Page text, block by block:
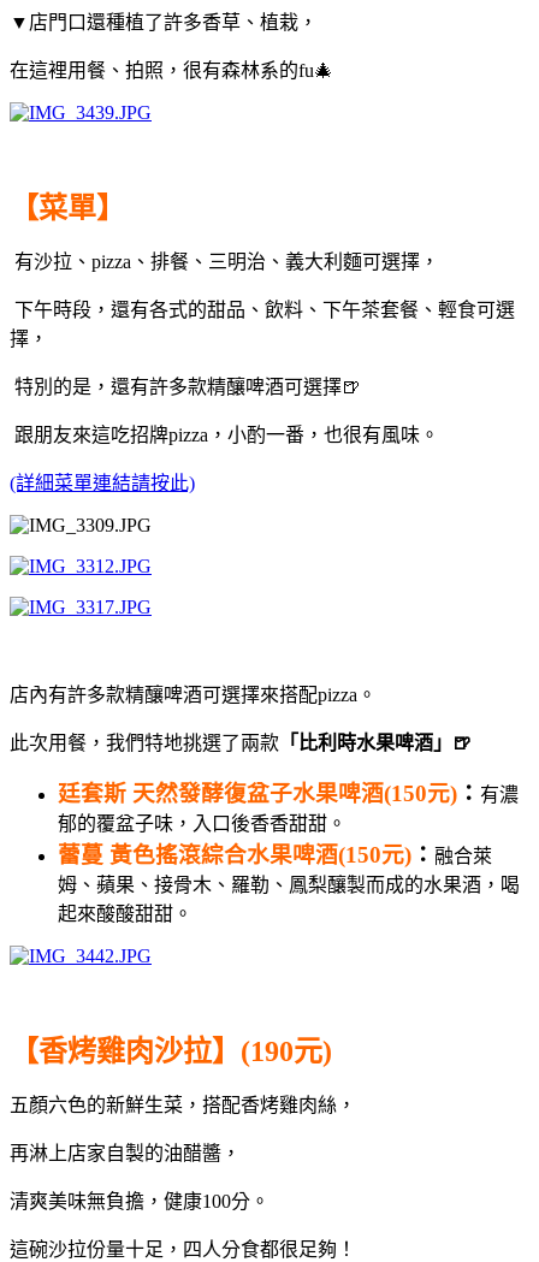
▼店門口還種植了許多香草、植栽，
在這裡用餐、拍照，很有森林系的fu🎄
【菜單】
有沙拉、pizza、排餐、三明治、義大利麵可選擇，
下午時段，還有各式的甜品、飲料、下午茶套餐、輕食可選
擇，
特別的是，還有許多款精釀啤酒可選擇🍺
跟朋友來這吃招牌pizza，小酌一番，也很有風味。
(詳細菜單連結請按此)
店內有許多款精釀啤酒可選擇來搭配pizza。
此次用餐，我們特地挑選了兩款 「比利時水果啤酒」🍺
廷套斯 天然發酵復盆子水果啤酒(150元) ： 有濃
郁的覆盆子味，入口後香香甜甜。
蕾蔓 黃色搖滾綜合水果啤酒(150元) ： 融合萊
姆、蘋果、接骨木、羅勒、鳳梨釀製而成的水果酒，喝
起來酸酸甜甜。
【香烤雞肉沙拉】(190元)
五顏六色的新鮮生菜，搭配香烤雞肉絲，
再淋上店家自製的油醋醬，
清爽美味無負擔，健康100分。
這碗沙拉份量十足，四人分食都很足夠！